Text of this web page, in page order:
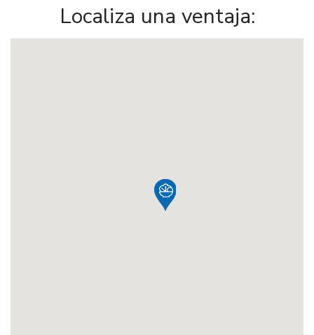
Localiza una ventaja: